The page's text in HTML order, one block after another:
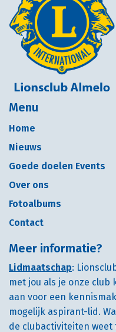
Menu
Home
Nieuws
Goede doelen Events
Over ons
Fotoalbums
Contact
Meer informatie?
Lidmaatschap:
met jou als je onze
aan voor een
mogelijk aspirant-lid.
de clubactiviteiten